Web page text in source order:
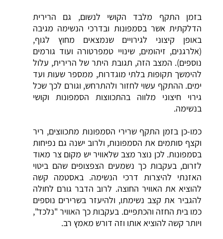
בזמן התקף מלבד הקושי לנשום, גם הרירית
הדלקתית אשר בסמפונות ובדרכי הנשימה מגיבה
באופן קיצוני לגירויים שנמצאים מחוץ לגוף,
(אלרגנים, זיהומים, שינויי טמפרטורה ועוד גורמים
נוספים). המצב הזה, תגובת היתר של הרירית, עלול
להימשך תקופות בלתי מוגדרות, ממספר שעות ועד
ימים. ההתקף עשוי לחזור ולהתרחש, וגורם לכך שכל
גירוי חיצוני מלווה בהתכווצות הסמפונות וקושי
בנשימה.
כמו-כן בזמן התקף שרירי הסמפונות מתכווצים, ריר
וקצף סותמים את הסמפונות, ולרוב ישנה גם נפיחות
בסמפונות. לכן נוצר מצב שלאוויר יש מקום צר מאוד
לזרום, בעקבות כך נשמעים הצפצופים שהם ביטוי
האזנתי להיצרות דרכי הנשימה. באסטמה קשה
להוציא את האוויר החוצה. לרוב הדבר גורם לחולה
להגביר את קצב נשימתו, ולהיעזר בשרירים נוספים
כמו בית החזה והכתפיים. בעקבות כך האוויר "נלכד",
ויותר קשה להוציא אותו וזה דורש מאמץ רב.